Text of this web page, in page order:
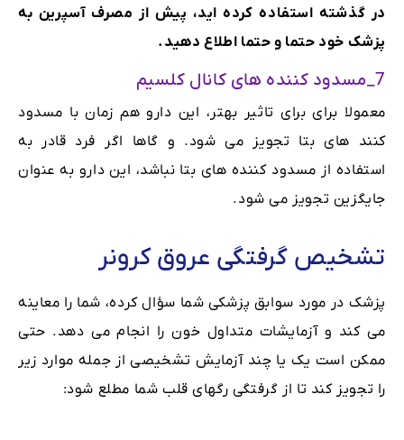
در گذشته استفاده کرده اید، پیش از مصرف آسپرین به
پزشک خود حتما و حتما اطلاع دهید.
7_مسدود کننده های کانال کلسیم
معمولا برای برای تاثیر بهتر، این دارو هم زمان با مسدود
کنند های بتا تجویز می شود. و گاها اگر فرد قادر به
استفاده از مسدود کننده های بتا نباشد، این دارو به عنوان
جایگزین تجویز می شود.
تشخیص گرفتگی عروق کرونر
پزشک در مورد سوابق پزشکی شما سؤال کرده، شما را معاینه
می کند و آزمایشات متداول خون را انجام می دهد. حتی
ممکن است یک یا چند آزمایش تشخیصی از جمله موارد زیر
را تجویز کند تا از گرفتگی رگهای قلب شما مطلع شود: